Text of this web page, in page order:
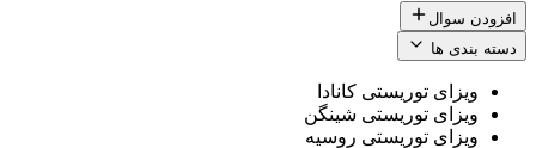
ها
توریستی کانادا
توریستی شینگن
توریستی روسیه